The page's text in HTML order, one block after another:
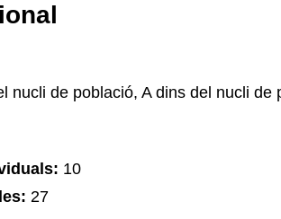
nucli de població, A dins del nucli de
10
27